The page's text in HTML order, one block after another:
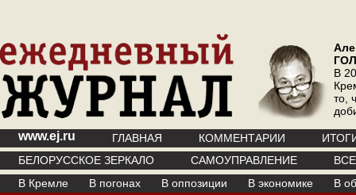
В
то,
www.ej.ru ГЛАВНАЯ КОММЕНТАРИИ
БЕЛОРУССКОЕ ЗЕРКАЛО
САМОУПРАВЛЕНИЕ
В Кремле
В погонах В оппозиции В экономике
В